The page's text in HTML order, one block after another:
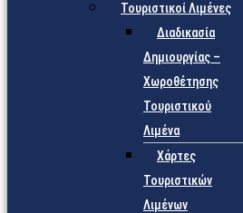
Τουριστικοί Λιμένες
Διαδικασία
Δημιουργίας –
Χωροθέτησης
Τουριστικού
Λιμένα
Χάρτες
Τουριστικών
Λιμένων